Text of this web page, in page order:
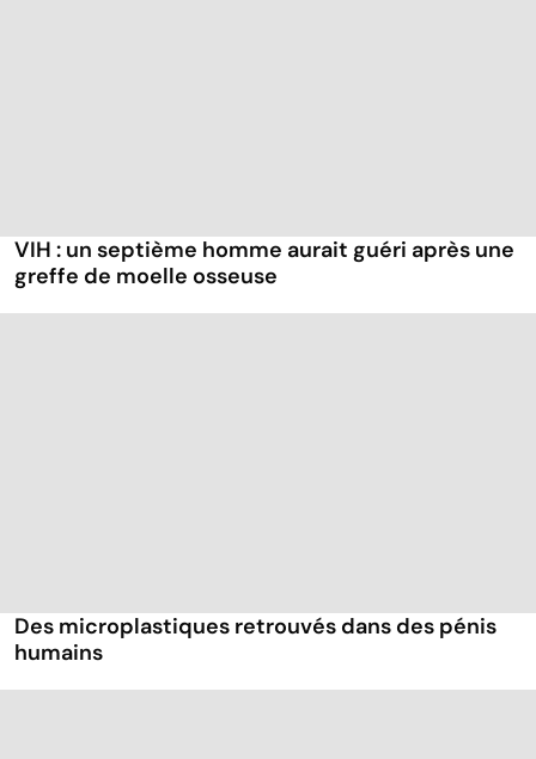
VIH : un septième homme aurait guéri après une
greffe de moelle osseuse
Des microplastiques retrouvés dans des pénis
humains